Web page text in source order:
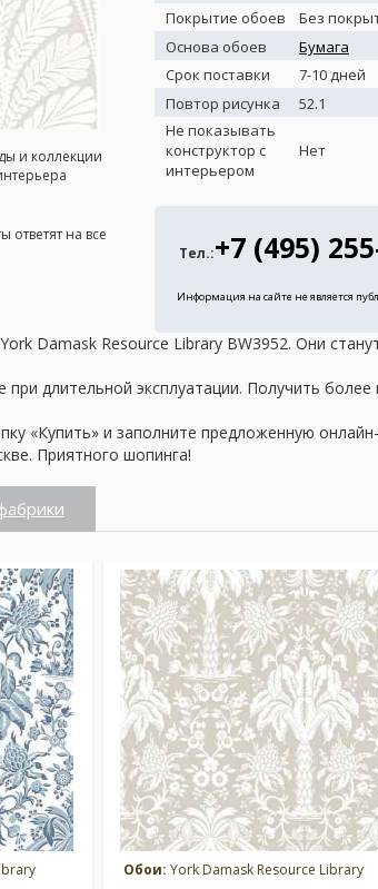
и коллекции
ответят на все
Покрытие обоев
Без
Основа обоев
Бумага
Срок поставки
7-10 дней
Повтор рисунка
52.1
Не показывать
конструктор с
интерьером
Нет
Тел.:+7 (495)
Информация на сайте не является
Damask Resource Library BW3952. Они
длительной эксплуатации. Получить
«Купить» и заполните предложенную
Приятного шопинга!
Обои: York Damask Resource Library